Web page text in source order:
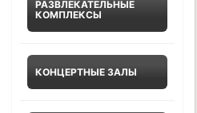
РАЗВЛЕКАТЕЛЬНЫЕ
КОМПЛЕКСЫ
КОНЦЕРТНЫЕ ЗАЛЫ